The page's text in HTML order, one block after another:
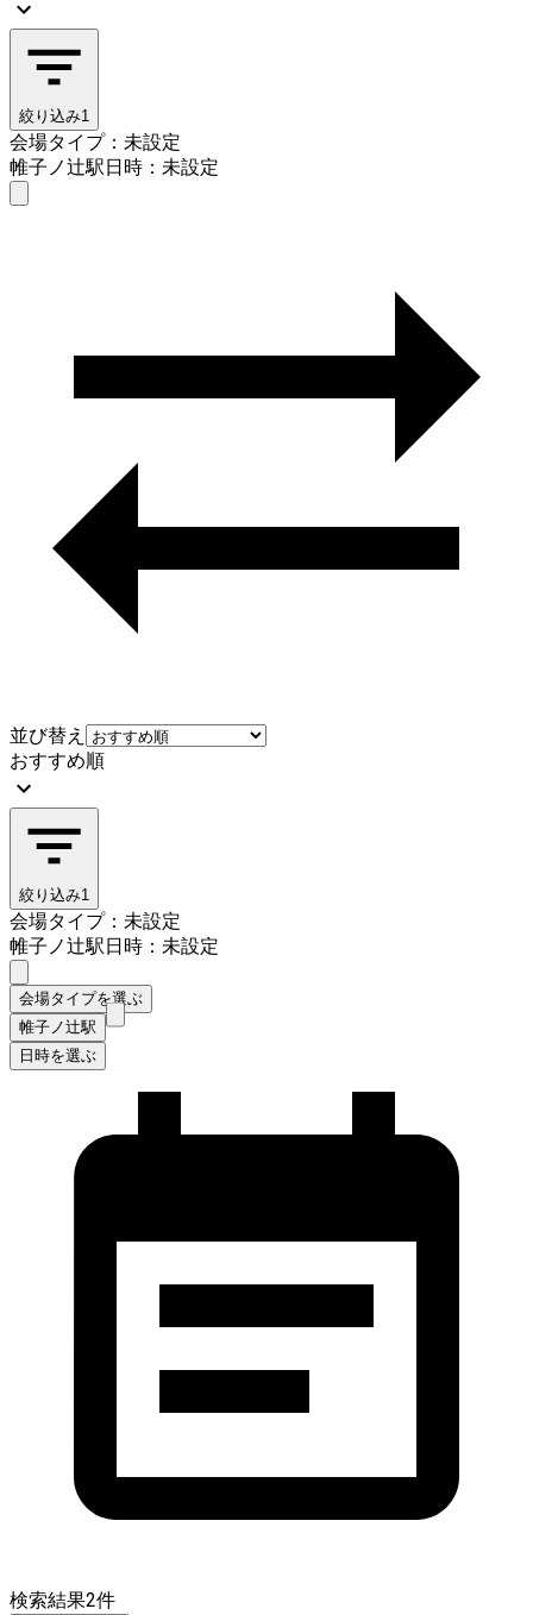
絞り込み1
会場タイプ：未設定
帷子ノ辻駅日時：未設定
並び替え
おすすめ順
絞り込み1
会場タイプ：未設定
帷子ノ辻駅日時：未設定
会場タイプを選ぶ
帷子ノ辻駅
日時を選ぶ
検索結果2件